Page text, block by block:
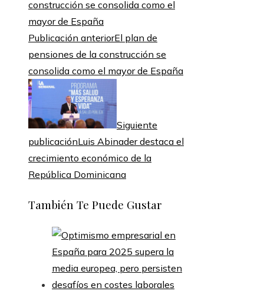
Publicación anteriorEl plan de
pensiones de la construcción se
consolida como el mayor de España
Siguiente
publicaciónLuis Abinader destaca el
crecimiento económico de la
República Dominicana
También Te Puede Gustar